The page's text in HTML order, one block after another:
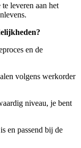
leveren aan het
en de
volgens werkorder
niveau, je bent
en passend bij de